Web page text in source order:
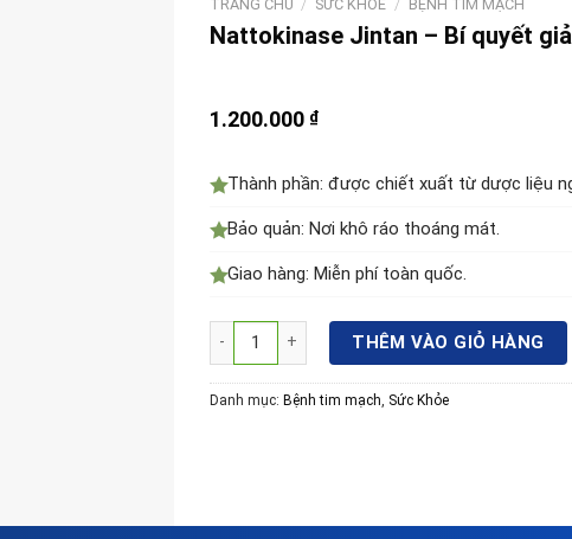
TRANG CHỦ / SỨC KHỎE / BỆNH TIM MẠCH
Nattokinase Jintan – Bí quyết
1.200.000 ₫
Thành phần: được chiết xuất từ dược liệu
Bảo quản: Nơi khô ráo thoáng mát.
Giao hàng: Miễn phí toàn quốc.
Nattokinase Jintan - Bí quyết giảm mỡ máu &
THÊM VÀO GIỎ HÀNG
Danh mục: Bệnh tim mạch, Sức Khỏe